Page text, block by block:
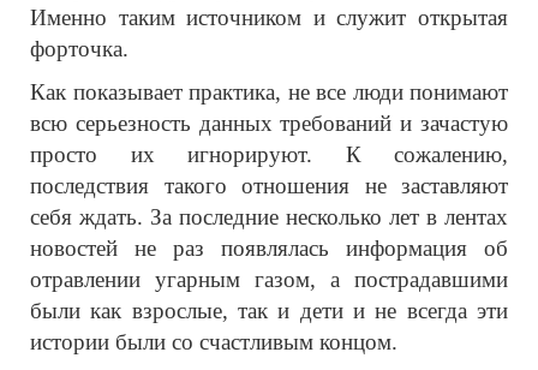
Именно таким источником и служит открытая
форточка.
Как показывает практика, не все люди понимают
всю серьезность данных требований и зачастую
просто их игнорируют. К сожалению,
последствия такого отношения не заставляют
себя ждать. За последние несколько лет в лентах
новостей не раз появлялась информация об
отравлении угарным газом, а пострадавшими
были как взрослые, так и дети и не всегда эти
истории были со счастливым концом.